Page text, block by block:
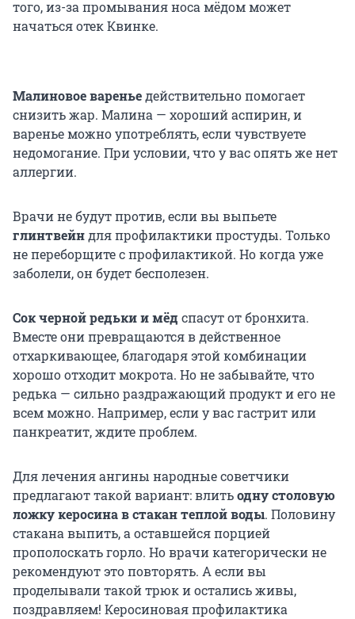
того, из-за промывания носа мёдом может
начаться отек Квинке.
Малиновое вареньедействительно помогает
снизить жар. Малина — хороший аспирин, и
варенье можно употреблять, если чувствуете
недомогание. При условии, что у вас опять же нет
аллергии.
Врачи не будут против, если вы выпьете
глинтвейндля профилактики простуды. Только
не переборщите с профилактикой. Но когда уже
заболели, он будет бесполезен.
Сок черной редьки и мёд спасут от бронхита.
Вместе они превращаются в действенное
отхаркивающее, благодаря этой комбинации
хорошо отходит мокрота. Но не забывайте, что
редька — сильно раздражающий продукт и его не
всем можно. Например, если у вас гастрит или
панкреатит, ждите проблем.
Для лечения ангины народные советчики
предлагают такой вариант: влитьодну столовую
ложку керосина в стакан теплой воды. Половину
стакана выпить, а оставшейся порцией
прополоскать горло. Но врачи категорически не
рекомендуют это повторять. А если вы
проделывали такой трюк и остались живы,
поздравляем! Керосиновая профилактика